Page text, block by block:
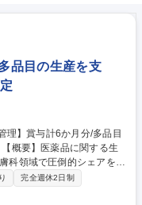
品目の生産を支
科領域で圧倒的シェアをも
休取得率75%など安定した
完全週休2日制